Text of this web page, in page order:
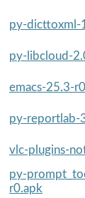
py-dicttoxml-
py-libcloud-
emacs-25.3-
py-reportlab-
vlc-plugins-
py-
r0.apk